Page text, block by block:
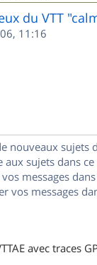
du VTT
11:16
nouveaux sujets
aux sujets dans
messages
vos messages
avec traces